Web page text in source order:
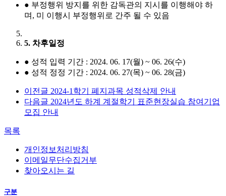
● 부정행위 방지를 위한 감독관의 지시를 이행해야 하
며, 미 이행시 부정행위로 간주 될 수 있음
5. 차후일정
● 성적 입력 기간 : 2024. 06. 17(월) ~ 06. 26(수)
● 성적 정정 기간 : 2024. 06. 27(목) ~ 06. 28(금)
이전글 2024-1학기 폐지과목 성적삭제 안내
다음글 2024년도 하계 계절학기 표준현장실습 참여기업
모집 안내
목록
개인정보처리방침
이메일무단수집거부
찾아오시는 길
구분